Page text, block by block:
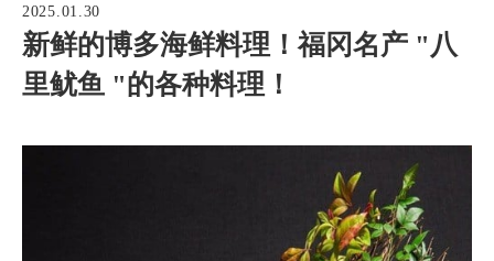
2025.01.30
新鲜的博多海鲜料理！福冈名产 "八
里鱿鱼 "的各种料理！